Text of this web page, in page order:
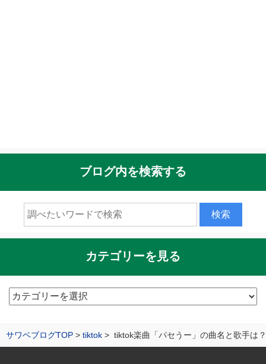
サワベブログTOP tiktok tiktok楽曲「パセうー」の曲名と歌手は
ブログ内を検索する
カテゴリーを見る
カ
リ